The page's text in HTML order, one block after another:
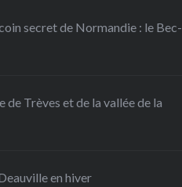
secret de Normandie : le Bec-
de Trèves et de la vallée de la
en hiver